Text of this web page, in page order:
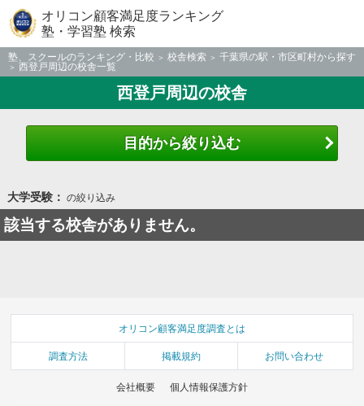
オリコン顧客満足度ランキング
塾・学習塾 検索
塾、スクールのランキング・比較 校舎検索
千葉県の駅・市区町村から探す
西登戸周辺の校舎一覧
西登戸周辺の校舎
目的から絞り込む
大学受験： の絞り込み
該当する校舎がありません。
オリコン顧客満足度調査とは
調査方法 掲載規約 お問い合わせ
会社概要 個人情報保護方針